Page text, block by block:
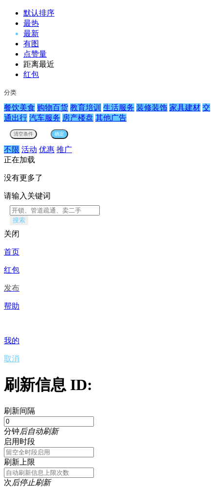
默认排序
最热
最新
有图
点赞量
距离最近
红包
分类
餐饮美食 购物百货 教育培训 生活服务 装修装饰 家具建材 交
通出行 汽车服务 房产楼盘 其他广告
不限 活动 优惠 推广
正在加载
没有更多了
请输入关键词
搜索
关闭
首页
红包
发布
帮助
我的
取消
刷新信息 ID:
刷新间隔
分钟后自动刷新
启用时段
刷新上限
次后停止刷新